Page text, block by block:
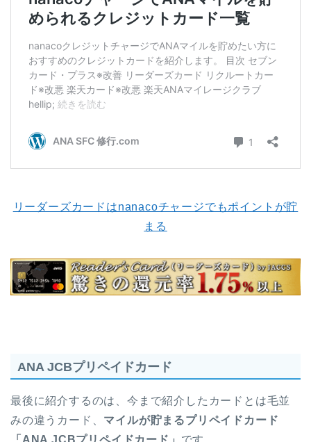
リーダーズカードはnanacoチャージでもポイントが貯
まる
ANA JCBプリペイドカード
最後に紹介するのは、今まで紹介したカードとは毛並
みの違うカード、 マイルが貯まるプリペイドカード
「ANA JCBプリペイドカード」 です。